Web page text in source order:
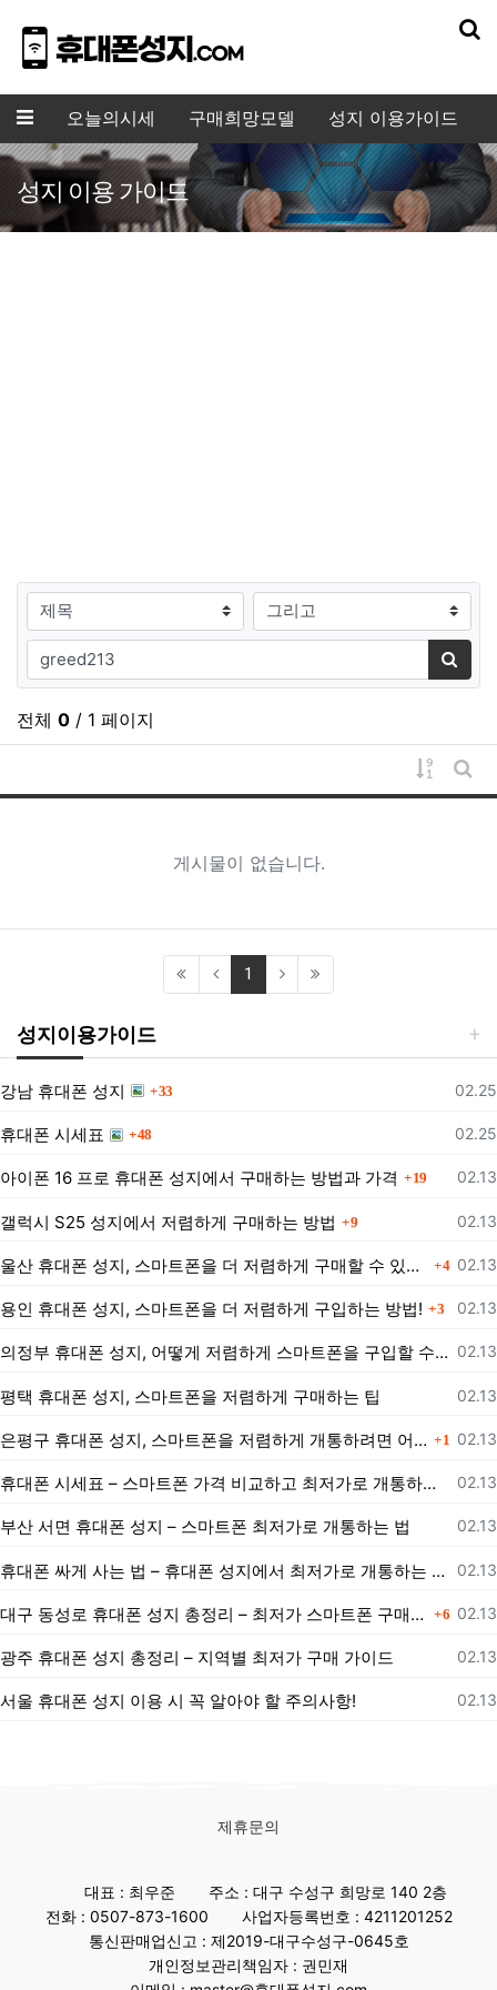
메뉴 오늘의시세 구매희망모델 성지 이용가이드
성지 이용 가이드
검색대상
검색어
검색
전체 0 / 1 페이지
게시물
게
게시물이 없습니다.
1 (current)
성지이용가이드
등록
02.25
강남 휴대폰 성지 33
등록
02.25
휴대폰 시세표 48
등록
02.13
아이폰 16 프로 휴대폰 성지에서 구매하는 방법과 가격 19
등록
02.13
갤럭시 S25 성지에서 저렴하게 구매하는 방법 9
등록
02.13
울산 휴대폰 성지, 스마트폰을 더 저렴하게 구매할 수 있는 방법은? 댓글
4
등록
02.13
용인 휴대폰 성지, 스마트폰을 더 저렴하게 구입하는 방법! 댓글
3
등록
02.13
의정부 휴대폰 성지, 어떻게 저렴하게 스마트폰을 구입할 수 있을까?
등록
02.13
평택 휴대폰 성지, 스마트폰을 저렴하게 구매하는 팁
등록
02.13
은평구 휴대폰 성지, 스마트폰을 저렴하게 개통하려면 어떻게 해야 할까? 댓글
1
등록
02.13
휴대폰 시세표 – 스마트폰 가격 비교하고 최저가로 개통하는 법
등록
02.13
부산 서면 휴대폰 성지 – 스마트폰 최저가로 개통하는 법
등록
02.13
휴대폰 싸게 사는 법 – 휴대폰 성지에서 최저가로 개통하는 노하우
등록
02.13
대구 동성로 휴대폰 성지 총정리 – 최저가 스마트폰 구매 가이드 댓글
6
등록
02.13
광주 휴대폰 성지 총정리 – 지역별 최저가 구매 가이드
등록
02.13
서울 휴대폰 성지 이용 시 꼭 알아야 할 주의사항!
제휴문의
대표 : 최우준
주소 : 대구 수성구 희망로 140 2층
전화 : 0507-873-1600
사업자등록번호 : 4211201252
통신판매업신고 : 제2019-대구수성구-0645호
개인정보관리책임자 : 권민재